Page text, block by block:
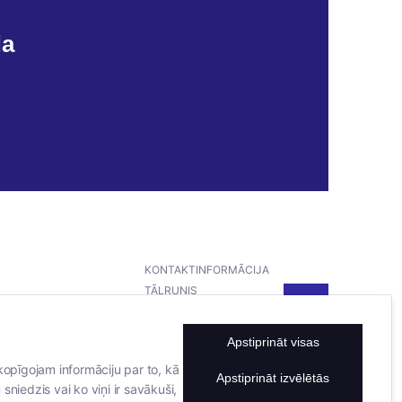
KONTAKTINFORMĀCIJA
TĀLRUNIS
E-PASTA ADRESE
info@bertasnams.lv
informāciju par to, kā
vai ko viņi ir savākuši,
Apstiprināt visas
Apstiprināt izvēlētās